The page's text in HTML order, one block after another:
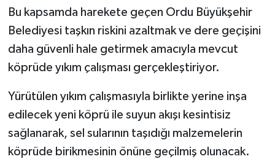
Bu kapsamda harekete geçen Ordu Büyükşehir
Belediyesi taşkın riskini azaltmak ve dere geçişini
daha güvenli hale getirmek amacıyla mevcut
köprüde yıkım çalışması gerçekleştiriyor.
Yürütülen yıkım çalışmasıyla birlikte yerine inşa
edilecek yeni köprü ile suyun akışı kesintisiz
sağlanarak, sel sularının taşıdığı malzemelerin
köprüde birikmesinin önüne geçilmiş olunacak.